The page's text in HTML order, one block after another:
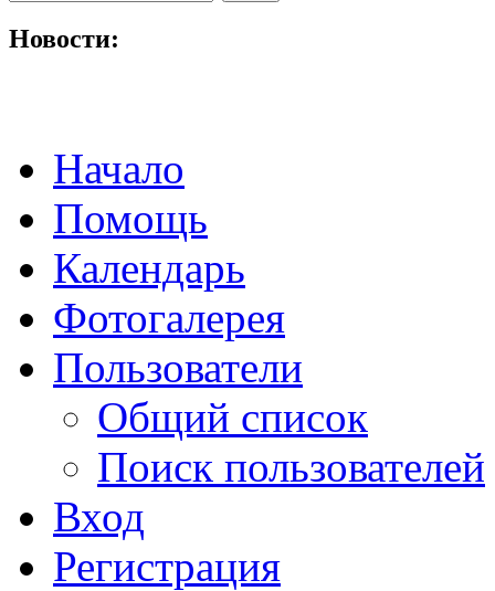
Новости:
Начало
Помощь
Календарь
Фотогалерея
Пользователи
Общий список
Поиск пользователей
Вход
Регистрация